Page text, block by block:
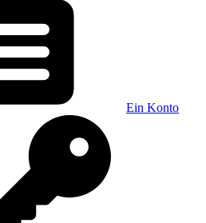
Ein Konto